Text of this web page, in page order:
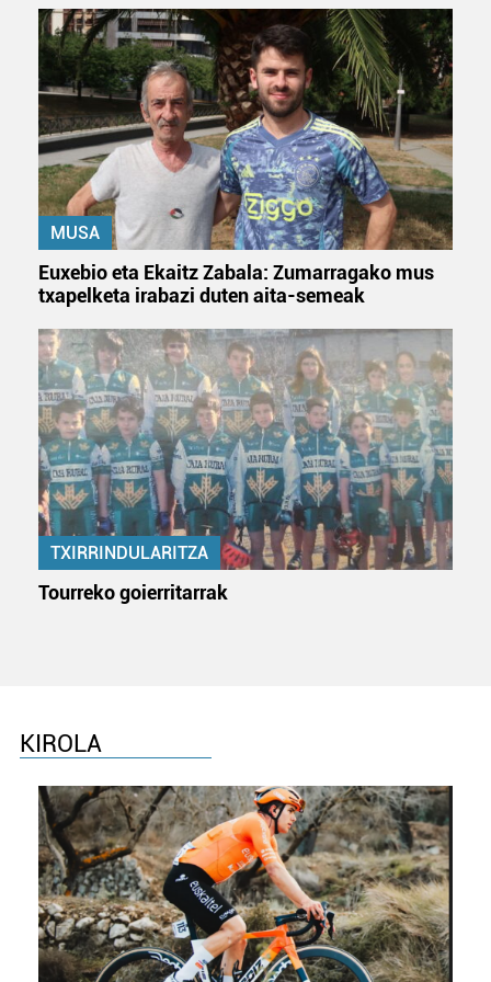
duten interes legitimoa eta horren aurka nola egin
dezakezun ikusteko.
Lortu zure datu pertsonalak prozesatzeko moduari
buruzko informazio gehiago eta ezarri zure lehentasunak
datuen atalean. Edozein unetan alda edo ken dezakezu
zure baimena Cookieen adierazpenean.
Webgune honek cookie propioak eta hirugarrenen cookie-
fitxategiak erabiltzen ditu. Zure esperientzia eta
zerbitzuak hobetzeko asmoz, cookie teknologiaz
baliatzen gara. Ohar hau onartuz gero, teknologia hori
erabiltzeko baimen esplizitua ematen diguzu.Gehiago
irakurri
MUSA
Euxebio eta Ekaitz Zabala: Zumarragako mus
txapelketa irabazi duten aita-semeak
TXIRRINDULARITZA
Tourreko goierritarrak
KIROLA